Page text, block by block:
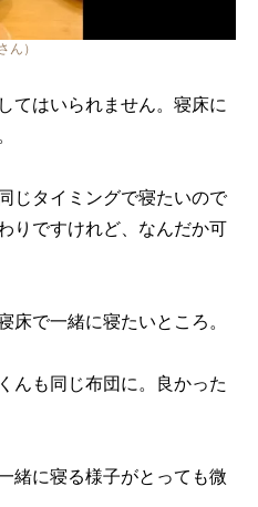
ん）
てはいられません。寝床に
じタイミングで寝たいので
りですけれど、なんだか可
床で一緒に寝たいところ。
んも同じ布団に。良かった
緒に寝る様子がとっても微